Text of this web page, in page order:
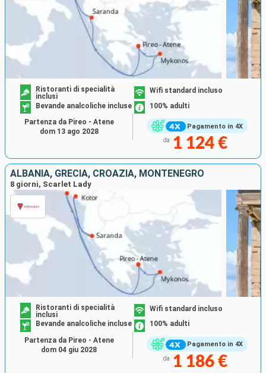
Pagamento in 4X
Ristoranti di specialità
inclusi
Wifi standard incluso
Bevande analcoliche incluse
100% adulti
da 1 124 €
Partenza da Pireo - Atene
dom 13 ago 2028
ALBANIA, GRECIA, CROAZIA, MONTENEGRO
8 giorni, Scarlet Lady
Pagamento in 4X
Ristoranti di specialità
inclusi
Wifi standard incluso
Bevande analcoliche incluse
100% adulti
da 1 186 €
Partenza da Pireo - Atene
dom 04 giu 2028